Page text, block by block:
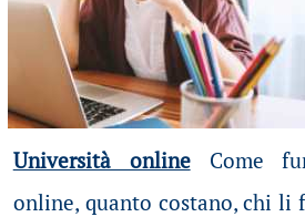
Università online
Come
online, quanto costano, chi li